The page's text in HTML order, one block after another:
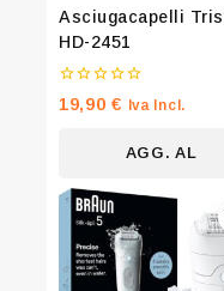
Asciugacapelli
HD-2451
0
su
19,90€ Iva Incl.
AGG. AL
Be the first to know
By subscribing,
Don't